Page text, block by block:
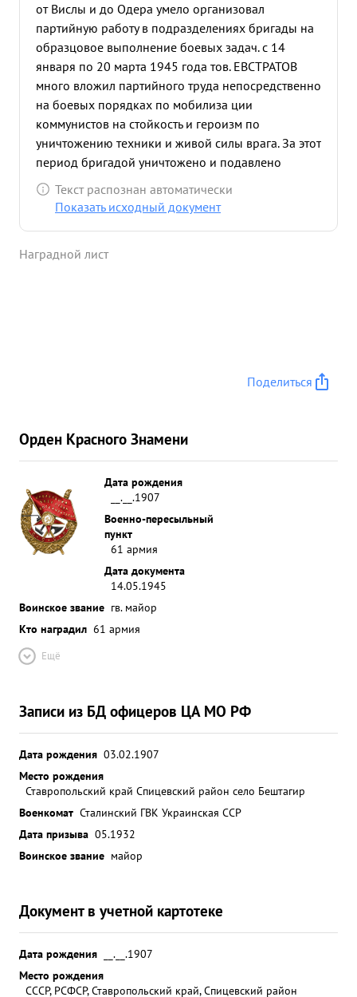
от Вислы и до Одера умело организовал
партийную работу в подразделениях бригады на
образцовое выполнение боевых задач. с 14
января по 20 марта 1945 года тов. ЕВСТРАТОВ
много вложил партийного труда непосредственно
на боевых порядках по мобилиза ции
коммунистов на стойкость и героизм по
уничтожению техники и живой силы врага. За этот
период бригадой уничтожено и подавлено
десятки бата рей противника а также уничтожено
сотни емецких солдат и офицеров в боях за
прямой наводкой. тов. ЕВСТРАТОВ лично
секретарь партийной комиссии бригады тов.
партию лучших офицеров. сержантов и рядовых
приняв за этот период 25 человек. ...»
Текст распознан автоматически
Показать исходный документ
Наградной лист
Поделиться
Орден Красного Знамени
Дата рождения
__.__.1907
Военно-пересыльный
пункт
61 армия
Дата документа
14.05.1945
Воинское звание гв. майор
Кто наградил 61 армия
Ещё
Записи из БД офицеров ЦА МО РФ
Дата рождения 03.02.1907
Место рождения
Ставропольский край Спицевский район село Бештагир
Военкомат Сталинский ГВК Украинская ССР
Дата призыва 05.1932
Воинское звание майор
Документ в учетной картотеке
Дата рождения
__.__.1907
Место рождения
СССР, РСФСР, Ставропольский край, Спицевский район